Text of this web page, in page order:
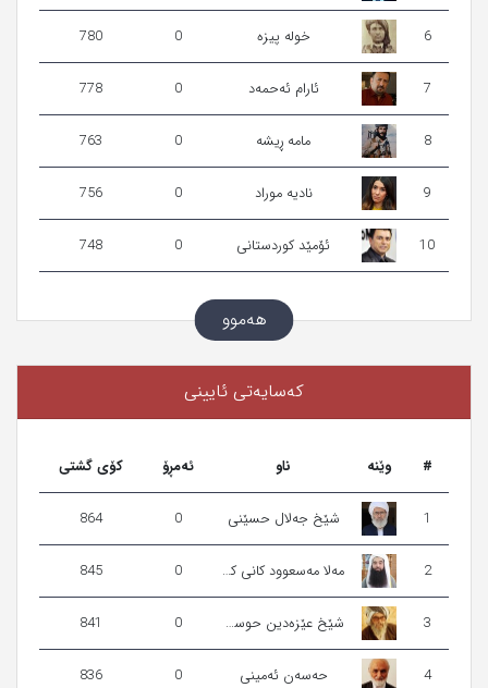
6 خولە پیزە 0
780
7 ئارام ئه‌حمه‌د 0
778
8 مامه‌ ڕیشه‌ 0
763
9 نادیە موراد 0
756
10 ئۆمێد کوردستانی 0
748
هەموو
كەسایەتی ئایینی
# وێنه‌ ناو ئەمڕۆ کۆی گشتی
1 شێخ جه‌لال حسێنی 0
864
2 مه‌لا مه‌سعوود كانی‌ كورده‌یی‌ 0
845
3 شێخ عێزەدین حوسەینی 0
841
4 حەسەن ئەمینی 0
836